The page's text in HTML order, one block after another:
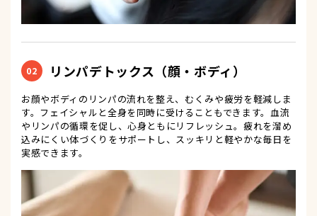
02 リンパデトックス（顔・ボディ）
お顔やボディのリンパの流れを整え、むくみや疲労を軽減しま
す。フェイシャルと全身を同時に受けることもできます。血流
やリンパの循環を促し、心身ともにリフレッシュ。疲れを溜め
込みにくい体づくりをサポートし、スッキリと軽やかな毎日を
実感できます。